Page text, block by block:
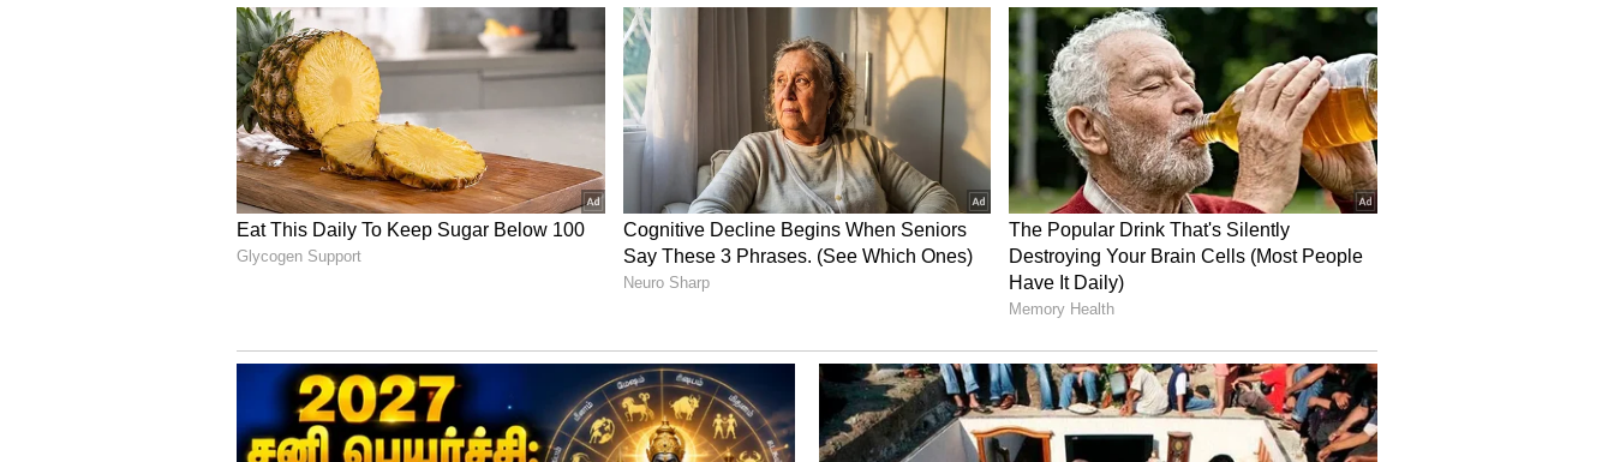
அறிவித்தது.
தேர்தல் ஆணையத்தின் இந்த முடிவை எதிர்த்து உத்தவ் தாக்கரே தரப்பு இன்று
உச்ச நீதிமன்றத்தில் முறையிட்டனர். உத்தவ் தாக்கரே தரப்பில் மூத்தவழக்கறிஞர்
அபிஷேக் மனு சிங்கவி ஆஜராகி மனுத்தாக்கல் செய்து, உடனடியாக
முறையிட்டார்.